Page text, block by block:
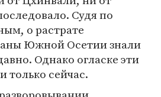
Судя по
о растрате
Южной Осетии знали
Однако огласке эти
только сейчас.